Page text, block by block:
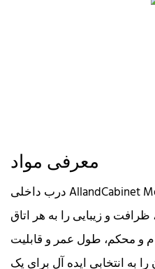
معرفی مواد
درب داخلی AllandCabinet Modern Oak که از بلوط جامد با
و زیبایی را به هر اتاق
و محکم، طول عمر و قابلیت
به انتخابی ایده آل برای یک